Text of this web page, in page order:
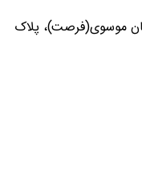
موسوی(فرصت)، پلاک